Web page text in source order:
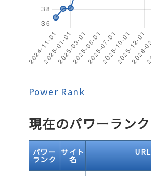
Power Rank
現在のパワーランク
パワー
ランク
サイト
名
URL